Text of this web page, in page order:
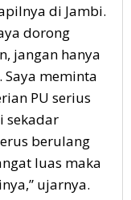
di Jambi.
dorong
jangan hanya
meminta
PU serius
sekadar
berulang
luas maka
ujarnya.